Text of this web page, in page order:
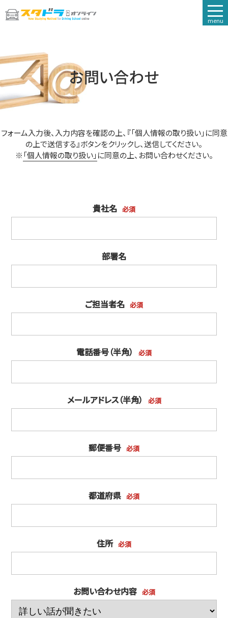
menu
お問い合わせ
フォーム入力後、入力内容を確認の上、『「個人情報の取り扱い」に同意
の上で送信する』ボタンをクリックし、送信してください。
※ 「個人情報の取り扱い」 に同意の上、お問い合わせください。
貴社名 必須
部署名
ご担当者名 必須
電話番号（半角） 必須
メールアドレス（半角） 必須
郵便番号 必須
都道府県 必須
住所 必須
お問い合わせ内容 必須